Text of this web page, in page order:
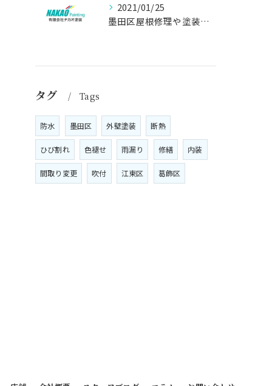
2021/01/25
墨田区屋根修理や塗装工事は、【人気のナカオ塗装へ！】
タグ Tags
防水 墨田区 外壁塗装 断熱
ひび割れ 色褪せ 雨漏り 修繕 内装
間取り変更 吹付 江東区 葛飾区